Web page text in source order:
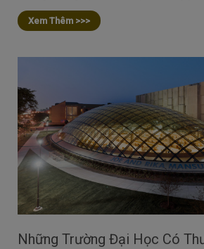
Xem Thêm >>>
Những Trường Đại Học Có